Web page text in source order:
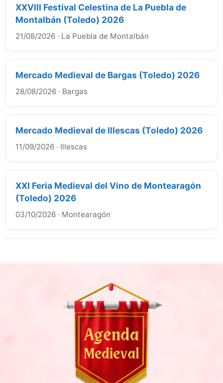
XXVIII Festival Celestina de La Puebla de
Montalbán (Toledo) 2026
21/08/2026 · La Puebla de Montalbán
Mercado Medieval de Bargas (Toledo) 2026
28/08/2026 · Bargas
Mercado Medieval de Illescas (Toledo) 2026
11/09/2026 · Illescas
XXI Feria Medieval del Vino de Montearagón
(Toledo) 2026
03/10/2026 · Montearagón